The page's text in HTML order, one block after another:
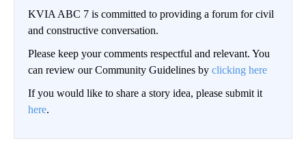
KVIA ABC 7 is committed to providing a forum for civil
and constructive conversation.
Please keep your comments respectful and relevant. You
can review our Community Guidelines by clicking here
If you would like to share a story idea, please submit it
here.